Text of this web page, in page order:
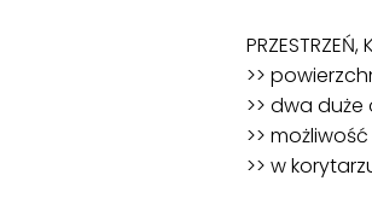
PRZESTRZEŃ,
>>
>> dwa
>>
>> w